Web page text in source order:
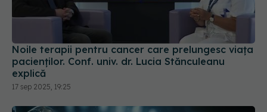
pacienților. Conf. univ. dr. Lucia Stănculeanu
explică